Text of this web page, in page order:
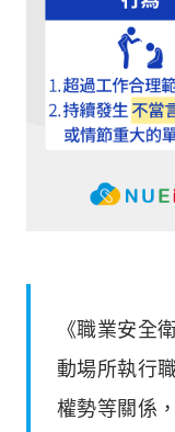
《職業安全
動場所執行
權勢等關係